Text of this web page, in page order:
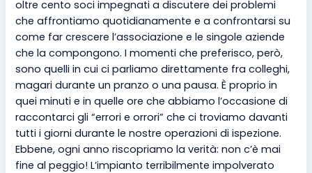
oltre cento soci impegnati a discutere dei problemi
che affrontiamo quotidianamente e a confrontarsi su
come far crescere l’associazione e le singole aziende
che la compongono. I momenti che preferisco, però,
sono quelli in cui ci parliamo direttamente fra colleghi,
magari durante un pranzo o una pausa. È proprio in
quei minuti e in quelle ore che abbiamo l’occasione di
raccontarci gli “errori e orrori” che ci troviamo davanti
tutti i giorni durante le nostre operazioni di ispezione.
Ebbene, ogni anno riscopriamo la verità: non c’è mai
fine al peggio! L’impianto terribilmente impolverato